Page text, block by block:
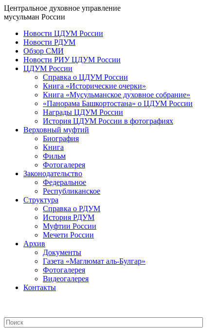
Центральное духовное управление
мусульман России
Новости ЦДУМ России
Новости РДУМ
Обзор СМИ
Новости РИУ ЦДУМ России
ЦДУМ России
Справка о ЦДУМ России
Книга «Исторические очерки»
Книга «Мусульманское духовное собрание»
«Панорама Башкортостана» о ЦДУМ России
Награды ЦДУМ России
История ЦДУМ России в фотографиях
Верховный муфтий
Биография
Книга
Фильм
Фотогалерея
Законодательство
Федеральное
Республиканское
Структура
Справка о РДУМ
История РДУМ
Муфтии России
Мечети России
Архив
Документы
Газета «Маглюмат аль-Булгар»
Фотогалерея
Видеогалерея
Контакты